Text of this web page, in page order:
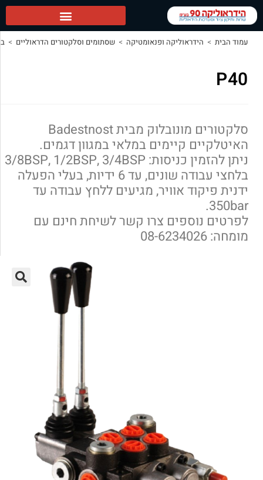
ופנאומטיקה > שסתומים וסלקטורים הדראוליים > בוררי (סלקטור) מונובלוק >
P40
סלקטורים מונובלוק מבית Badestnost
במלאי במגוון דגמים.
ניתן להזמין כניסות: 3/8BSP, 1/2BSP, 3/4BSP
בלחצי עבודה שונים, עד 6 ידיות, בעלי הפעלה
מגיעים ללחץ עבודה עד
צרו קשר לשיחת חינם עם